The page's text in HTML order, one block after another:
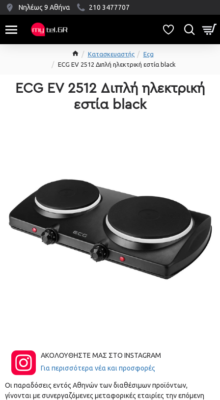
Νηλέως 9 Αθήνα 210 3477707
Κατασκευαστής
Ecg
ECG EV 2512 Διπλή ηλεκτρική εστία black
ECG EV 2512 Διπλή ηλεκτρική
εστία black
ΑΚΟΛΟΥΘΗΣΤΕ ΜΑΣ ΣΤΟ INSTAGRAM
Για περισσότερα νέα και προσφορές
Οι παραδόσεις εντός Αθηνών των διαθέσιμων προϊόντων,
γίνονται με συνεργαζόμενες μεταφορικές εταιρίες την επόμενη